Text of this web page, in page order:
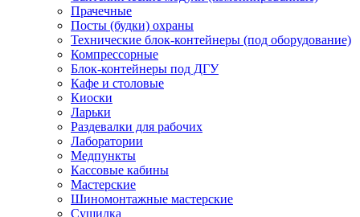
Прачечные
Посты (будки) охраны
Технические блок-контейнеры (под оборудование)
Компрессорные
Блок-контейнеры под ДГУ
Кафе и столовые
Киоски
Ларьки
Раздевалки для рабочих
Лаборатории
Медпункты
Кассовые кабины
Мастерские
Шиномонтажные мастерские
Сушилка